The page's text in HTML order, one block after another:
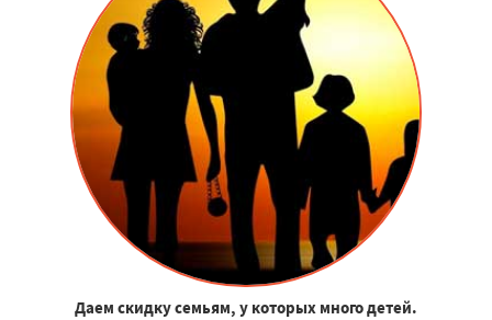
Даем скидку семьям, у которых много детей.